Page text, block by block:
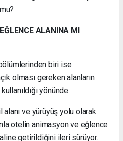
ALANINA MI
biri ise
olması gereken alanların
yönünde.
alanı ve yürüyüş yolu olarak
otelin animasyon ve eğlence
getirildiğini ileri sürüyor.